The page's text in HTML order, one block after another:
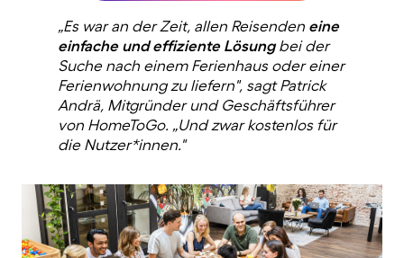
„Es war an der Zeit, allen Reisenden eine
einfache und effiziente Lösungbei der
Suche nach einem Ferienhaus oder einer
Ferienwohnung zu liefern", sagt Patrick
Andrä, Mitgründer und Geschäftsführer
von HomeToGo. „Und zwar kostenlos für
die Nutzer*innen."